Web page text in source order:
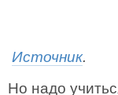
Источник.
Но надо